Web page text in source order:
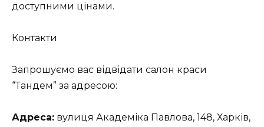
доступними цінами.
Контакти
Запрошуємо вас відвідати салон краси
“Тандем” за адресою:
Адреса: вулиця Академіка Павлова, 148, Харків,